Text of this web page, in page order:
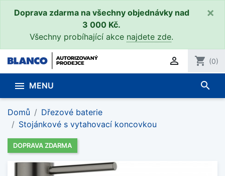
Doprava zdarma na všechny objednávky nad
3 000 Kč.
Všechny probíhající akce najdete zde.
×
 shopping_cart (0)
 MENU search
Domů
Dřezové baterie
Stojánkové s vytahovací koncovkou
DOPRAVA ZDARMA